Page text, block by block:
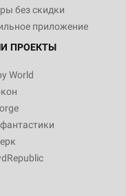
без скидки
приложение
ПРОЕКТЫ
World